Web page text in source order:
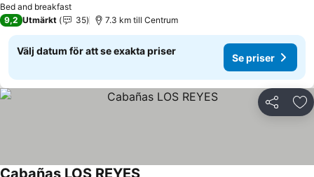
Bed and breakfast
9,2 Utmärkt 35 7.3 km till Centrum
Välj datum för att se exakta priser
Se priser
Dela
Cabañas LOS REYES